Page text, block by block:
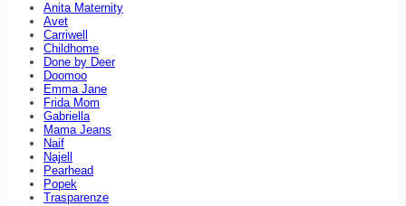
Anita Maternity
Avet
Carriwell
Childhome
Done by Deer
Doomoo
Emma Jane
Frida Mom
Gabriella
Mama Jeans
Naif
Najell
Pearhead
Popek
Trasparenze